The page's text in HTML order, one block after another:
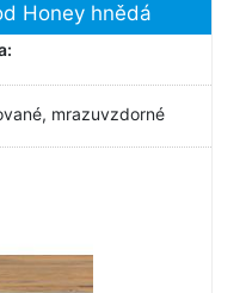
Honey hnědá
mrazuvzdorné